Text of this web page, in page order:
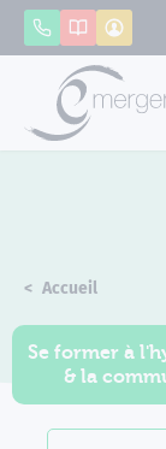
Appeler
Accueil
Se former à
& la
Panneau de